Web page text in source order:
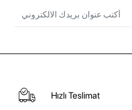
Hızlı Teslimat